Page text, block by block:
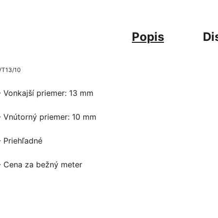
Popis
10
Vonkajší priemer: 13 mm
Vnútorný priemer: 10 mm
Priehľadné
Cena za bežný meter